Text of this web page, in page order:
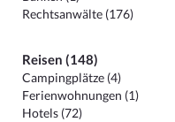
Rechtsanwälte (176)
Reisen (148)
Campingplätze (4)
Ferienwohnungen (1)
Hotels (72)